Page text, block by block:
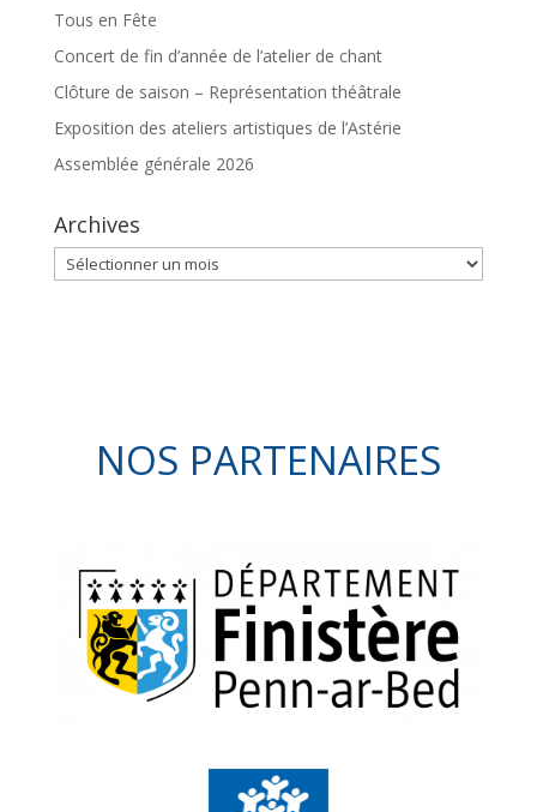
Tous en Fête
Concert de fin d’année de l’atelier de chant
Clôture de saison – Représentation théâtrale
Exposition des ateliers artistiques de l’Astérie
Assemblée générale 2026
Archives
Archives
NOS PARTENAIRES